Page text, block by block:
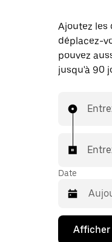
Ajoutez les
déplacez-
pouvez
jusqu'à 90
Date
Appuyez
Afficher